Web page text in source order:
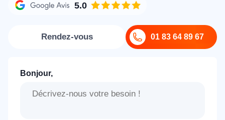
5.0
01 83 64 89 67
Rendez-vous
Bonjour,